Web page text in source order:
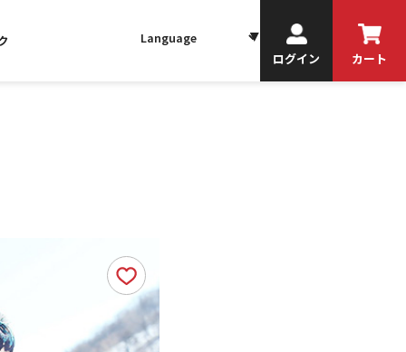
ログイン
カート